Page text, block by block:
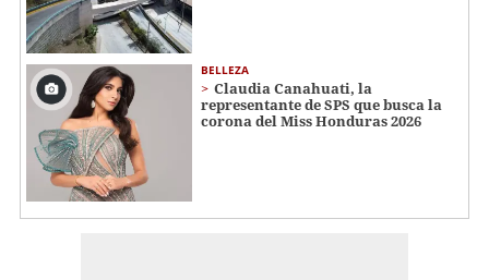
BELLEZA
Claudia Canahuati, la
representante de SPS que busca la
corona del Miss Honduras 2026